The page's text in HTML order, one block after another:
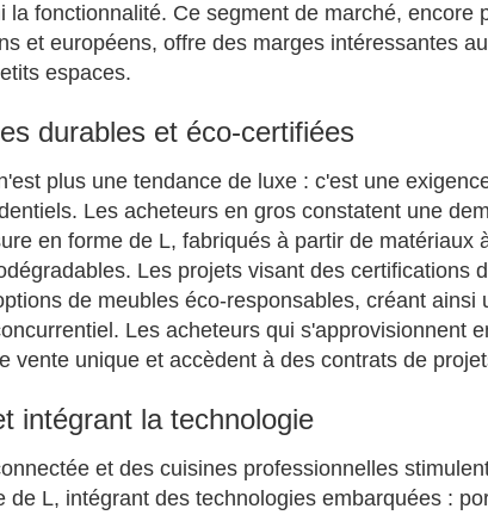
la fonctionnalité. Ce segment de marché, encore
et européens, offre des marges intéressantes
espaces.
durables et éco-certifiées
plus une tendance de luxe : c'est une
Les acheteurs en gros constatent une
en forme de L, fabriqués à partir de matériaux
Les projets visant des certifications
de meubles éco-responsables, créant ainsi
Les acheteurs qui s'approvisionnent
vente unique et accèdent à des contrats de
intégrant la technologie
et des cuisines professionnelles
de L, intégrant des technologies embarquées :